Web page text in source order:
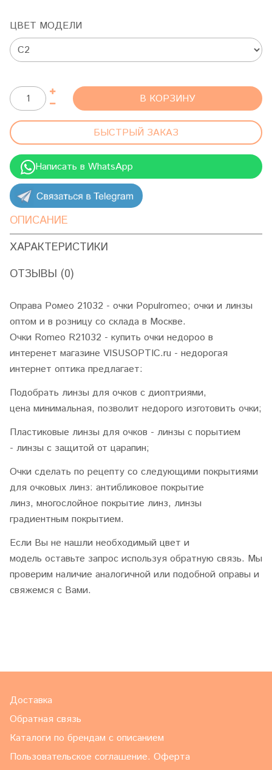
ЦВЕТ МОДЕЛИ
В КОРЗИНУ
БЫСТРЫЙ ЗАКАЗ
Написать в WhatsApp
ОПИСАНИЕ
ХАРАКТЕРИСТИКИ
ОТЗЫВЫ (0)
Оправа Ромео 21032 - очки Populromeo; очки и линзы
оптом и в розницу со склада в Москве.
Очки Romeo R21032 - купить очки недороо в
интеренет магазине VISUSOPTIC.ru - недорогая
интернет оптика предлагает:
Подобрать линзы для очков с диоптриями,
цена минимальная, позволит недорого изготовить очки;
Пластиковые линзы для очков - линзы с порытием
- линзы с защитой от царапин;
Очки сделать по рецепту со следующими покрытиями
для очковых линз: антибликовое покрытие
линз, многослойное покрытие линз, линзы
градиентным покрытием.
Если Вы не нашли необходимый цвет и
модель оставьте запрос используя обратную связь. Мы
проверим наличие аналогичной или подобной оправы и
свяжемся с Вами.
Доставка
Обратная связь
Каталоги по брендам с описанием
Пользовательское соглашение. Оферта